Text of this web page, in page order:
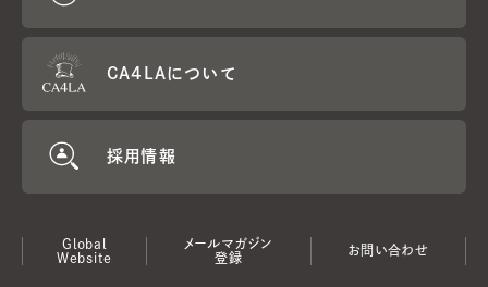
CA4LAについて
採用情報
Global
Website
メールマガジン
登録
お問い合わせ